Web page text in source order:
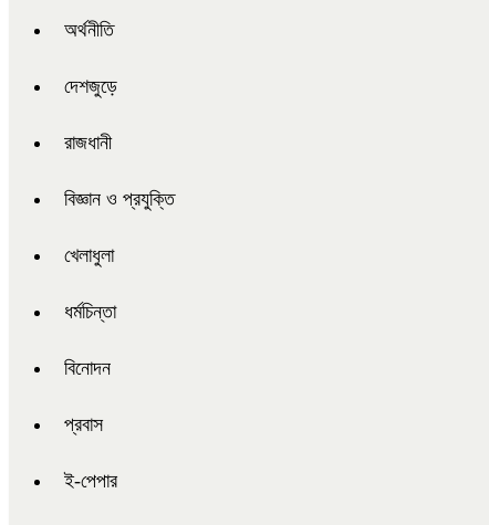
অর্থনীতি
দেশজুড়ে
রাজধানী
বিজ্ঞান ও প্রযুক্তি
খেলাধুলা
ধর্মচিন্তা
বিনোদন
প্রবাস
ই-পেপার